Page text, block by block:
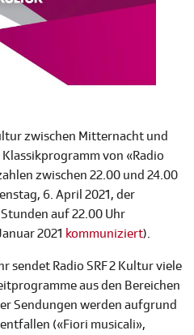
zwischen Mitternacht und
von «Radio
zwischen 22.00 und 24.00
6. April 2021, der
auf 22.00 Uhr
2021 kommuniziert).
sendet Radio SRF 2 Kultur viele
aus den Bereichen
Sendungen werden aufgrund
(«Fiori musicali»,